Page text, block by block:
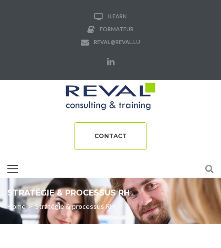
ILEARN
FORMATEUR
REVAL@REVAL.LU
CONTACT
STRATÉGIE & PROCESSUS RH
Home > Stratégie & processus RH